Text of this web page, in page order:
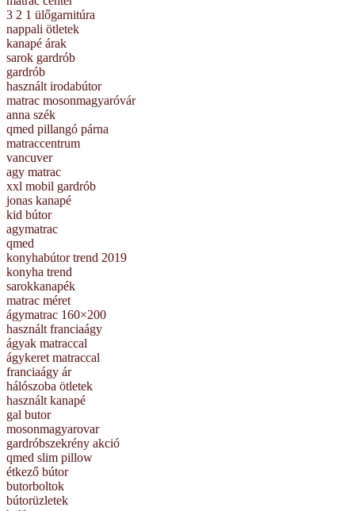
3 2 1 ülőgarnitúra
nappali ötletek
kanapé árak
sarok gardrób
gardrób
használt irodabútor
matrac mosonmagyaróvár
anna szék
qmed pillangó párna
matraccentrum
vancuver
agy matrac
xxl mobil gardrób
jonas kanapé
kid bútor
agymatrac
qmed
konyhabútor trend 2019
konyha trend
sarokkanapék
matrac méret
ágymatrac 160×200
használt franciaágy
ágyak matraccal
ágykeret matraccal
franciaágy ár
hálószoba ötletek
használt kanapé
gal butor
mosonmagyarovar
gardróbszekrény akció
qmed slim pillow
étkező bútor
butorboltok
bútorüzletek